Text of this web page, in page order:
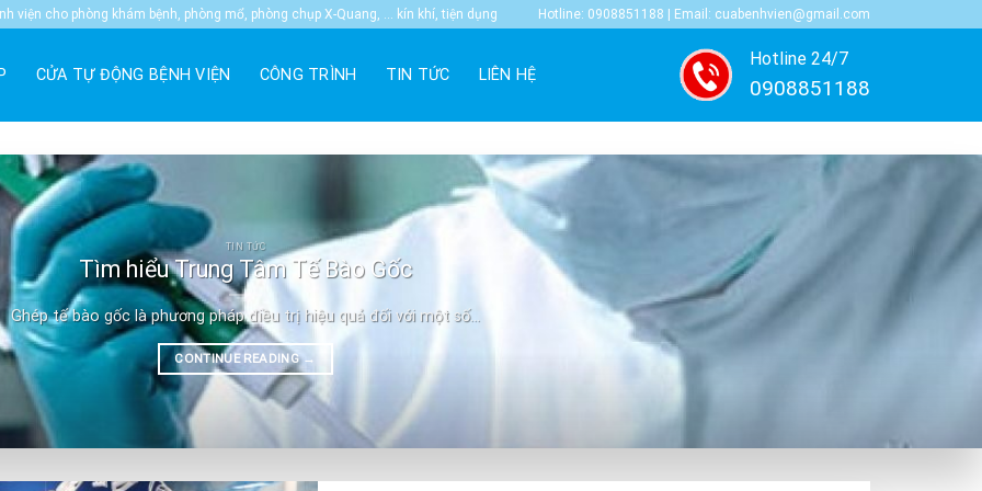
viện cho phòng khám bệnh, phòng mổ, phòng chụp X-Quang, … kín khí, tiện dụng Hotline: 0908851188 | Email: cuabenhvien@gmail.com
CỬA TỰ ĐỘNG BỆNH VIỆN CÔNG TRÌNH TIN TỨC LIÊN HỆ
Hotline 24/7
0908851188
TIN TỨC
Tìm hiểu Trung Tâm Tế Bào Gốc
Ghép tế bào gốc là phương pháp điều trị hiệu quả đối với một số...
CONTINUE READING→